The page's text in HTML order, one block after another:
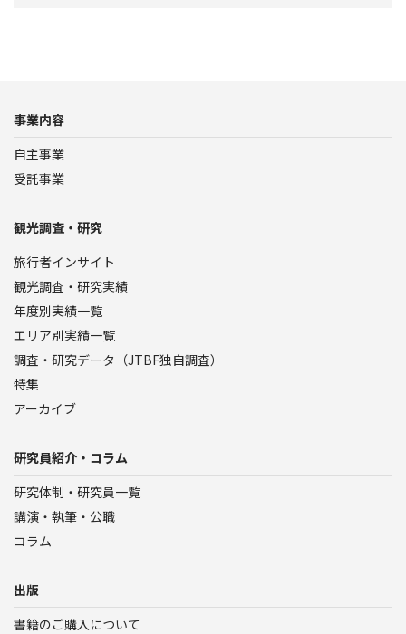
事業内容
自主事業
受託事業
観光調査・研究
旅行者インサイト
観光調査・研究実績
年度別実績一覧
エリア別実績一覧
調査・研究データ（JTBF独自調査）
特集
アーカイブ
研究員紹介・コラム
研究体制・研究員一覧
講演・執筆・公職
コラム
出版
書籍のご購入について